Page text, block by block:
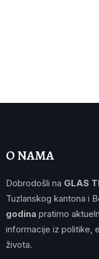
O NAMA
Dobrodošli na GLAS
Tuzlanskog kantona i
godina pratimo
informacije iz politike,
života.